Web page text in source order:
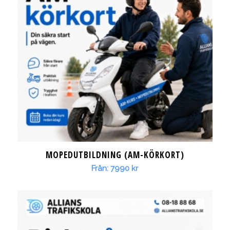
MOPEDUTBILDNING (AM-KÖRKORT)
Från:7990 kr